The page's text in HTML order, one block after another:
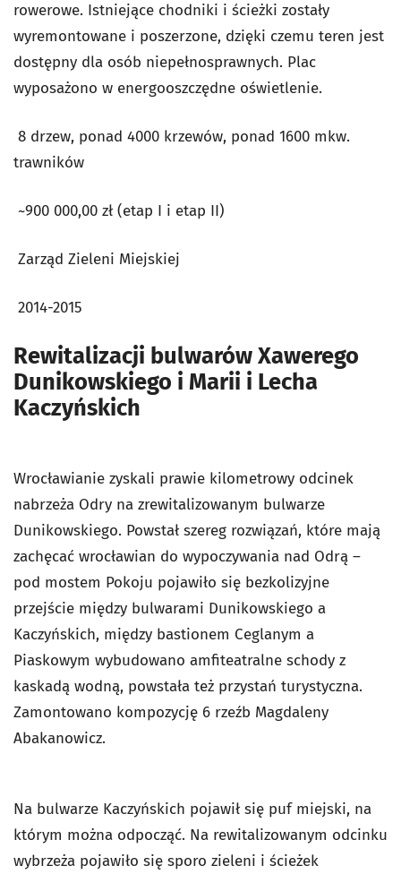
rowerowe. Istniejące chodniki i ścieżki zostały
wyremontowane i poszerzone, dzięki czemu teren jest
dostępny dla osób niepełnosprawnych. Plac
wyposażono w energooszczędne oświetlenie.
8 drzew, ponad 4000 krzewów, ponad 1600 mkw.
trawników
~900 000,00 zł (etap I i etap II)
Zarząd Zieleni Miejskiej
2014-2015
Rewitalizacji bulwarów Xawerego
Dunikowskiego i Marii i Lecha
Kaczyńskich
Wrocławianie zyskali prawie kilometrowy odcinek
nabrzeża Odry na zrewitalizowanym bulwarze
Dunikowskiego. Powstał szereg rozwiązań, które mają
zachęcać wrocławian do wypoczywania nad Odrą –
pod mostem Pokoju pojawiło się bezkolizyjne
przejście między bulwarami Dunikowskiego a
Kaczyńskich, między bastionem Ceglanym a
Piaskowym wybudowano amfiteatralne schody z
kaskadą wodną, powstała też przystań turystyczna.
Zamontowano kompozycję 6 rzeźb Magdaleny
Abakanowicz.
Na bulwarze Kaczyńskich pojawił się puf miejski, na
którym można odpocząć. Na rewitalizowanym odcinku
wybrzeża pojawiło się sporo zieleni i ścieżek